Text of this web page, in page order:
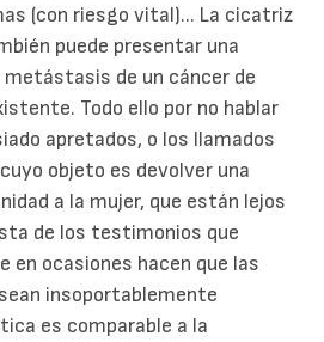
(con riesgo vital)... La cicatriz
puede presentar una
de un cáncer de
Todo ello por no hablar
apretados, o los llamados
objeto es devolver una
a la mujer, que están lejos
de los testimonios que
en ocasiones hacen que las
insoportablemente
es comparable a la